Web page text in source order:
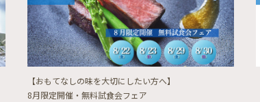
【おもてなしの味を大切にしたい方へ】
8月限定開催・無料試食会フェア